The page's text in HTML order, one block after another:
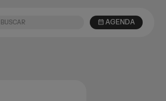
AGENDA